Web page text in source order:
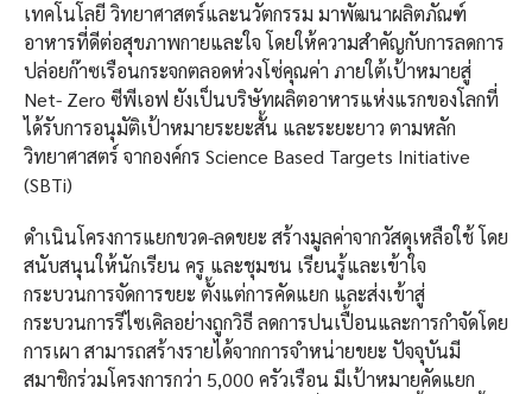
เทคโนโลยี วิทยาศาสตร์และนวัตกรรม มาพัฒนาผลิตภัณฑ์
อาหารที่ดีต่อสุขภาพกายและใจ โดยให้ความสำคัญกับการลดการ
ปล่อยก๊าซเรือนกระจกตลอดห่วงโซ่คุณค่า ภายใต้เป้าหมายสู่
Net- Zero ซีพีเอฟ ยังเป็นบริษัทผลิตอาหารแห่งแรกของโลกที่
ได้รับการอนุมัติเป้าหมายระยะสั้น และระยะยาว ตามหลัก
วิทยาศาสตร์ จากองค์กร Science Based Targets Initiative
(SBTi)
ดำเนินโครงการแยกขวด-ลดขยะ สร้างมูลค่าจากวัสดุเหลือใช้ โดย
สนับสนุนให้นักเรียน ครู และชุมชน เรียนรู้และเข้าใจ
กระบวนการจัดการขยะ ตั้งแต่การคัดแยก และส่งเข้าสู่
กระบวนการรีไซเคิลอย่างถูกวิธี ลดการปนเปื้อนและการกำจัดโดย
การเผา สามารถสร้างรายได้จากการจำหน่ายขยะ ปัจจุบันมี
สมาชิกร่วมโครงการกว่า 5,000 ครัวเรือน มีเป้าหมายคัดแยก